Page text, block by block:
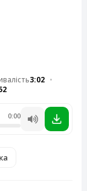
3:02
0:00